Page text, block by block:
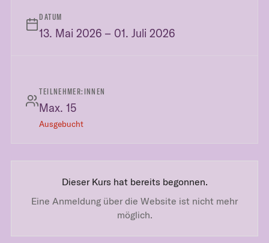
DATUM
13. Mai 2026 – 01. Juli 2026
TEILNEHMER:INNEN
Max. 15
Ausgebucht
Dieser Kurs hat bereits begonnen.
Eine Anmeldung über die Website ist nicht mehr
möglich.